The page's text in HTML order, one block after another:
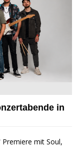
zu Gast beim
in
mit Soul,